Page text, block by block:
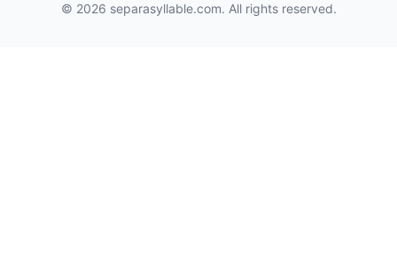
© 2026 separasyllable.com. All rights reserved.